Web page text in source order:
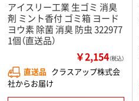
アイスリー工業 生ゴミ 消臭
剤 ミント香付 ゴミ箱 ヨード
ヨウ素 除菌 消臭 防虫 322977
1個（直送品）
￥2,154（税込）
直送品 クラスアップ株式会
社からお届け